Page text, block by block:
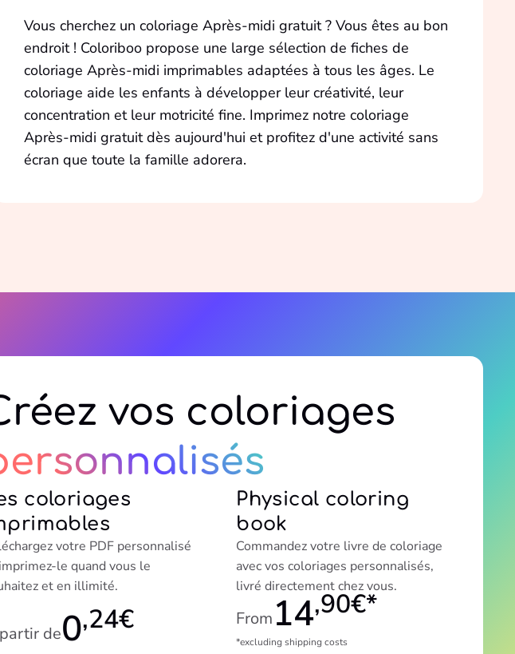
Vous cherchez un coloriage Après-midi gratuit ? Vous êtes au bon
endroit ! Coloriboo propose une large sélection de fiches de
coloriage Après-midi imprimables adaptées à tous les âges. Le
coloriage aide les enfants à développer leur créativité, leur
concentration et leur motricité fine. Imprimez notre coloriage
Après-midi gratuit dès aujourd'hui et profitez d'une activité sans
écran que toute la famille adorera.
vos coloriages
coloriages
votre PDF personnalisé
le quand vous le
et en illimité.
de0,24€
Physical coloring
book
Commandez votre livre de coloriage
avec vos coloriages personnalisés,
livré directement chez vous.
From 14,90€*
*excluding shipping costs